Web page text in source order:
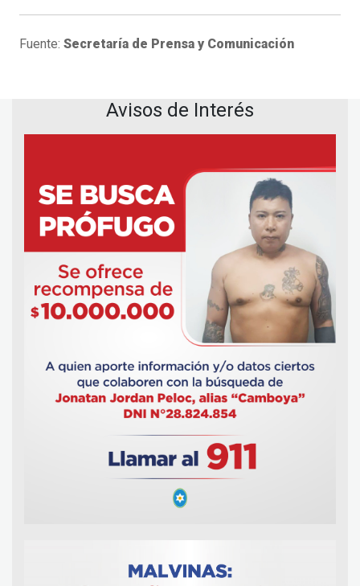
Fuente: Secretaría de Prensa y Comunicación
Avisos de Interés